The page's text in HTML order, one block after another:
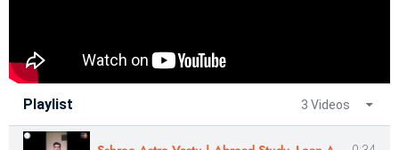
Playlist 3 Videos